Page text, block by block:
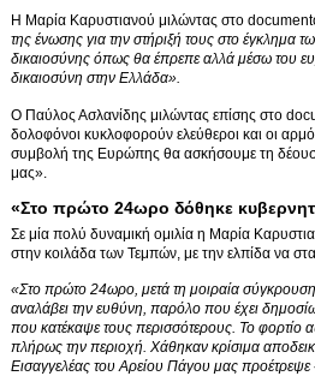
Η Μαρία Καρυστιανού μιλώντας στο
της ένωσης για την στήριξή τους στο έγκλημα
δικαιοσύνης όπως θα έπρεπε αλλά μέσω του
δικαιοσύνη στην Ελλάδα».
Ο Παύλος Ασλανίδης μιλώντας επίσης στο
δολοφόνοι κυκλοφορούν ελεύθεροι και οι
συμβολή της Ευρώπης θα ασκήσουμε τη
μας».
«Στο πρώτο 24ωρο δόθηκε
Σε μία πολύ δυναμική ομιλία η Μαρία
στην κοιλάδα των Τεμπών, με την ελπίδα να
«Στο πρώτο 24ωρο, μετά τη μοιραία
αναλάβει την ευθύνη, παρόλο που έχει
που κατέκαψε τους περισσότερους. Το φορτίο
πλήρως την περιοχή. Χάθηκαν κρίσιμα
Εισαγγελέας του Αρείου Πάγου μας